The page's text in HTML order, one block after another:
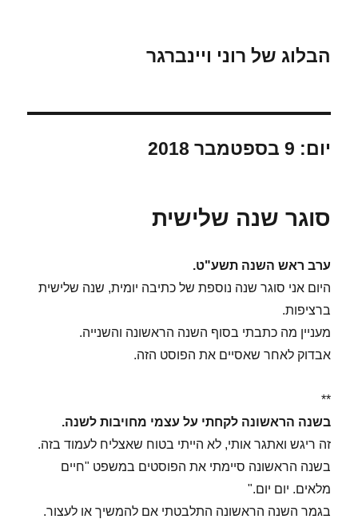
הבלוג של רוני ויינברגר
יום: 9 בספטמבר 2018
סוגר שנה שלישית
ערב ראש השנה תשע"ט.
היום אני סוגר שנה נוספת של כתיבה יומית, שנה שלישית
ברציפות.
מעניין מה כתבתי בסוף השנה הראשונה והשנייה.
אבדוק לאחר שאסיים את הפוסט הזה.
**
בשנה הראשונה לקחתי על עצמי מחויבות לשנה.
זה ריגש ואתגר אותי, לא הייתי בטוח שאצליח לעמוד בזה.
בשנה הראשונה סיימתי את הפוסטים במשפט "חיים
מלאים. יום יום."
בגמר השנה הראשונה התלבטתי אם להמשיך או לעצור.